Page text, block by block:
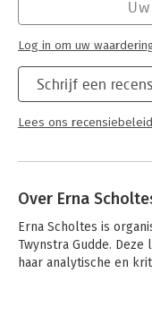
Schrijf een
Lees ons recensiebeleid
Log in om uw
Over Erna
Erna Scholtes is
Twynstra Gudde.
haar analytische en